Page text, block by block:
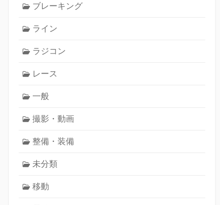
ブレーキング
ライン
ラジコン
レース
一般
撮影・動画
整備・装備
未分類
移動